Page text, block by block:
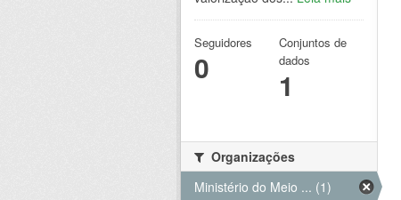
Seguidores
0
Conjuntos de
dados
1
Organizações
Ministério do Meio ... (1)